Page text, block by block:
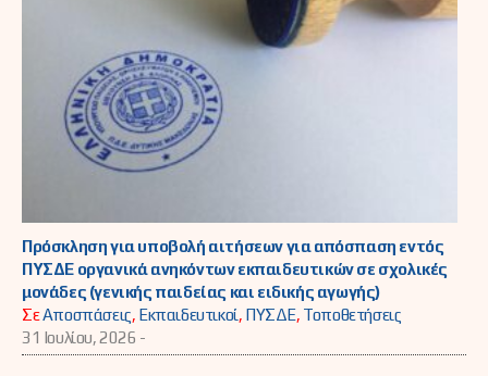
Πρόσκληση για υποβολή αιτήσεων για απόσπαση εντός
ΠΥΣΔΕ οργανικά ανηκόντων εκπαιδευτικών σε σχολικές
μονάδες (γενικής παιδείας και ειδικής αγωγής)
ΣεΑποσπάσεις, Εκπαιδευτικοί, ΠΥΣΔΕ, Τοποθετήσεις
31 Ιουλίου, 2026 -